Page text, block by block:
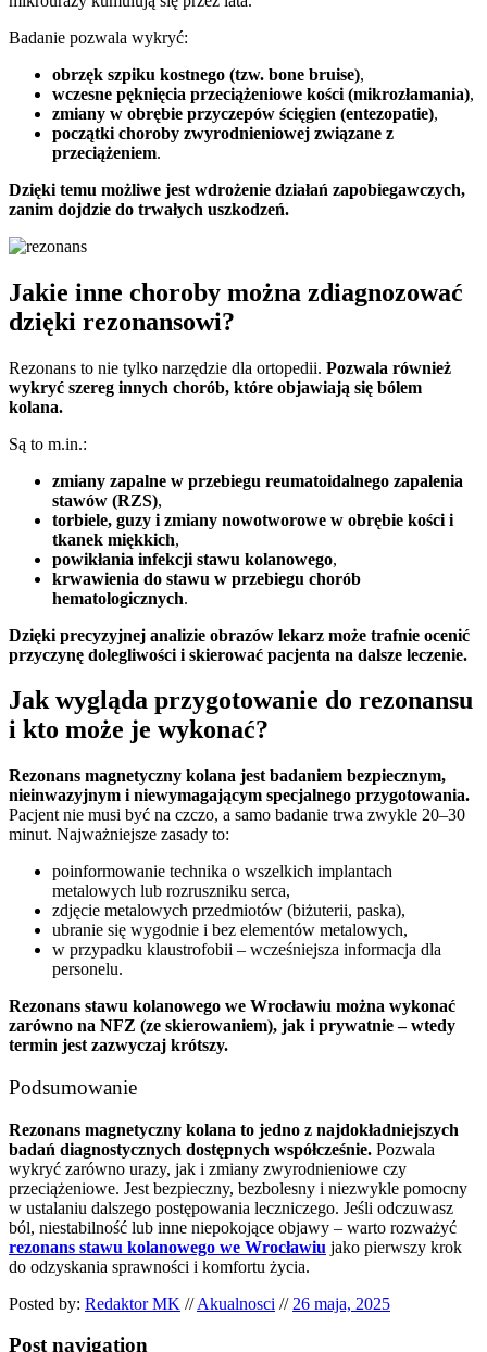
Badanie pozwala wykryć:
obrzęk szpiku kostnego (tzw. bone bruise),
wczesne pęknięcia przeciążeniowe kości (mikrozłamania),
zmiany w obrębie przyczepów ścięgien (entezopatie),
początki choroby zwyrodnieniowej związane z
przeciążeniem.
Dzięki temu możliwe jest wdrożenie działań zapobiegawczych,
zanim dojdzie do trwałych uszkodzeń.
Jakie inne choroby można zdiagnozować
dzięki rezonansowi?
Rezonans to nie tylko narzędzie dla ortopedii. Pozwala również
wykryć szereg innych chorób, które objawiają się bólem
kolana.
Są to m.in.:
zmiany zapalne w przebiegu reumatoidalnego zapalenia
stawów (RZS),
torbiele, guzy i zmiany nowotworowe w obrębie kości i
tkanek miękkich,
powikłania infekcji stawu kolanowego,
krwawienia do stawu w przebiegu chorób
hematologicznych.
Dzięki precyzyjnej analizie obrazów lekarz może trafnie ocenić
przyczynę dolegliwości i skierować pacjenta na dalsze leczenie.
Jak wygląda przygotowanie do rezonansu
i kto może je wykonać?
Rezonans magnetyczny kolana jest badaniem bezpiecznym,
nieinwazyjnym i niewymagającym specjalnego przygotowania.
Pacjent nie musi być na czczo, a samo badanie trwa zwykle 20–30
minut. Najważniejsze zasady to:
poinformowanie technika o wszelkich implantach
metalowych lub rozruszniku serca,
zdjęcie metalowych przedmiotów (biżuterii, paska),
ubranie się wygodnie i bez elementów metalowych,
w przypadku klaustrofobii – wcześniejsza informacja dla
personelu.
Rezonans stawu kolanowego we Wrocławiu można wykonać
zarówno na NFZ (ze skierowaniem), jak i prywatnie – wtedy
termin jest zazwyczaj krótszy.
Podsumowanie
Rezonans magnetyczny kolana to jedno z najdokładniejszych
badań diagnostycznych dostępnych współcześnie. Pozwala
wykryć zarówno urazy, jak i zmiany zwyrodnieniowe czy
przeciążeniowe. Jest bezpieczny, bezbolesny i niezwykle pomocny
w ustalaniu dalszego postępowania leczniczego. Jeśli odczuwasz
ból, niestabilność lub inne niepokojące objawy – warto rozważyć
rezonans stawu kolanowego we Wrocławiu jako pierwszy krok
do odzyskania sprawności i komfortu życia.
Posted by: Redaktor MK // Akualnosci // 26 maja, 2025
Post navigation